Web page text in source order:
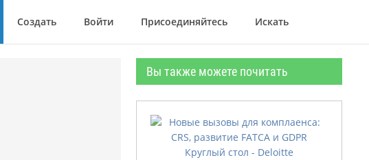
Создать Войти Присоединяйтесь Искать
Вы также можете почитать